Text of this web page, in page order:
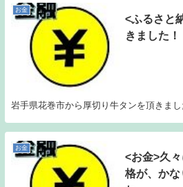
お金
<ふるさと
きました！
岩手県花巻市から厚切り牛タンを頂きまし
お金
<お金>久
格が、か